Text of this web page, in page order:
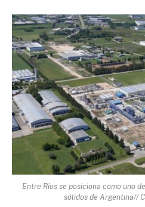
Entre Ríos se posiciona como uno
sólidos de Argentina//